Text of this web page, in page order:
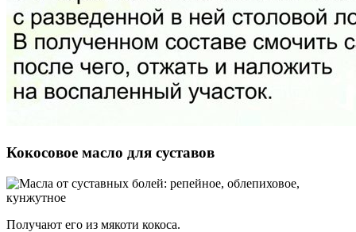
Кокосовое масло для суставов
Получают его из мякоти кокоса.